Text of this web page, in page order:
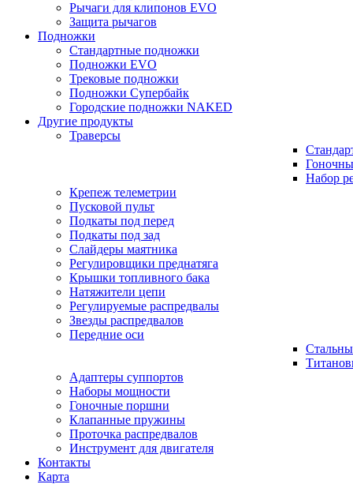
Рычаги для клипонов EVO
Защита рычагов
Подножки
Стандартные подножки
Подножки EVO
Трековые подножки
Подножки Супербайк
Городские подножки NAKED
Другие продукты
Траверсы
Набор
Крепеж телеметрии
Пусковой пульт
Подкаты под перед
Подкаты под зад
Слайдеры маятника
Регулировщики преднатяга
Крышки топливного бака
Натяжители цепи
Регулируемые распредвалы
Звезды распредвалов
Передние оси
Адаптеры суппортов
Наборы мощности
Гоночные поршни
Клапанные пружины
Проточка распредвалов
Инструмент для двигателя
Контакты
Карта